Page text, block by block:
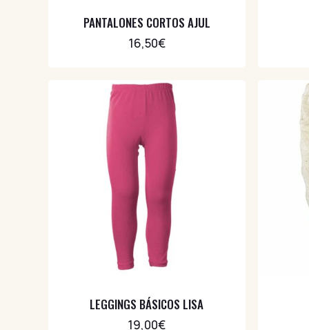
Chaquetas
Complementos
Otoño/Invierno
Pantalones y leggings
Evolutivos
Leggings
Primavera/Verano
Sudaderas
PANTALONES CORTOS AJUL
16,50€
LEGGINGS BÁSICOS LISA
19,00€